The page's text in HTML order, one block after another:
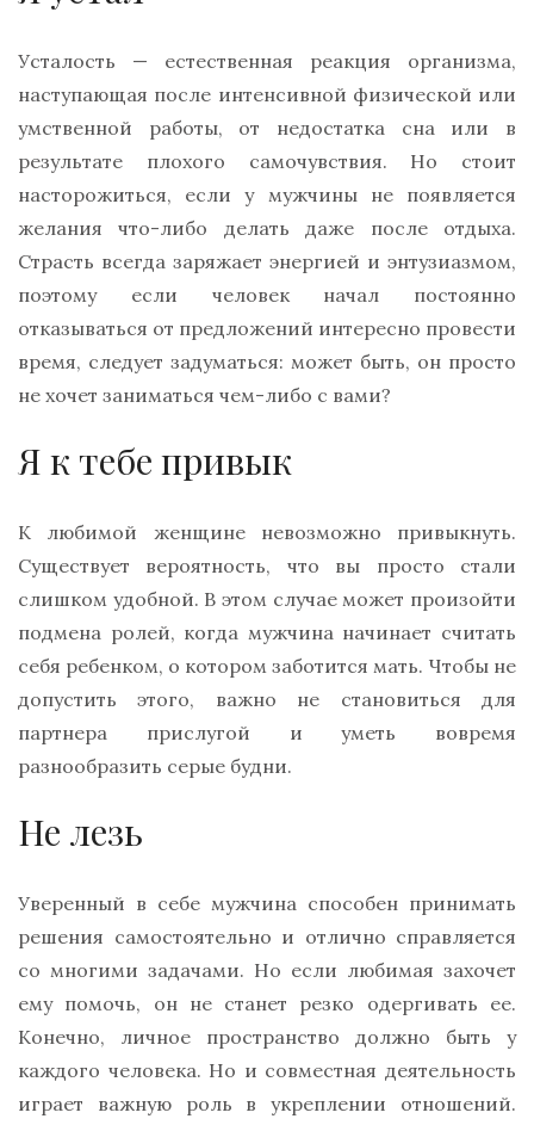
Усталость — естественная реакция организма,
наступающая после интенсивной физической или
умственной работы, от недостатка сна или в
результате плохого самочувствия. Но стоит
насторожиться, если у мужчины не появляется
желания что-либо делать даже после отдыха.
Страсть всегда заряжает энергией и энтузиазмом,
поэтому если человек начал постоянно
отказываться от предложений интересно провести
время, следует задуматься: может быть, он просто
не хочет заниматься чем-либо с вами?
Я к тебе привык
К любимой женщине невозможно привыкнуть.
Существует вероятность, что вы просто стали
слишком удобной. В этом случае может произойти
подмена ролей, когда мужчина начинает считать
себя ребенком, о котором заботится мать. Чтобы не
допустить этого, важно не становиться для
партнера прислугой и уметь вовремя
разнообразить серые будни.
Не лезь
Уверенный в себе мужчина способен принимать
решения самостоятельно и отлично справляется
со многими задачами. Но если любимая захочет
ему помочь, он не станет резко одергивать ее.
Конечно, личное пространство должно быть у
каждого человека. Но и совместная деятельность
играет важную роль в укреплении отношений.